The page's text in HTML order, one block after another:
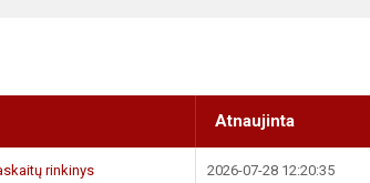
Atnaujinta
rinkinys 2026-07-28 12:20:35